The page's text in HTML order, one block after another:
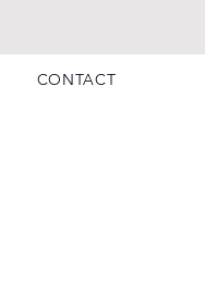
CONTACT